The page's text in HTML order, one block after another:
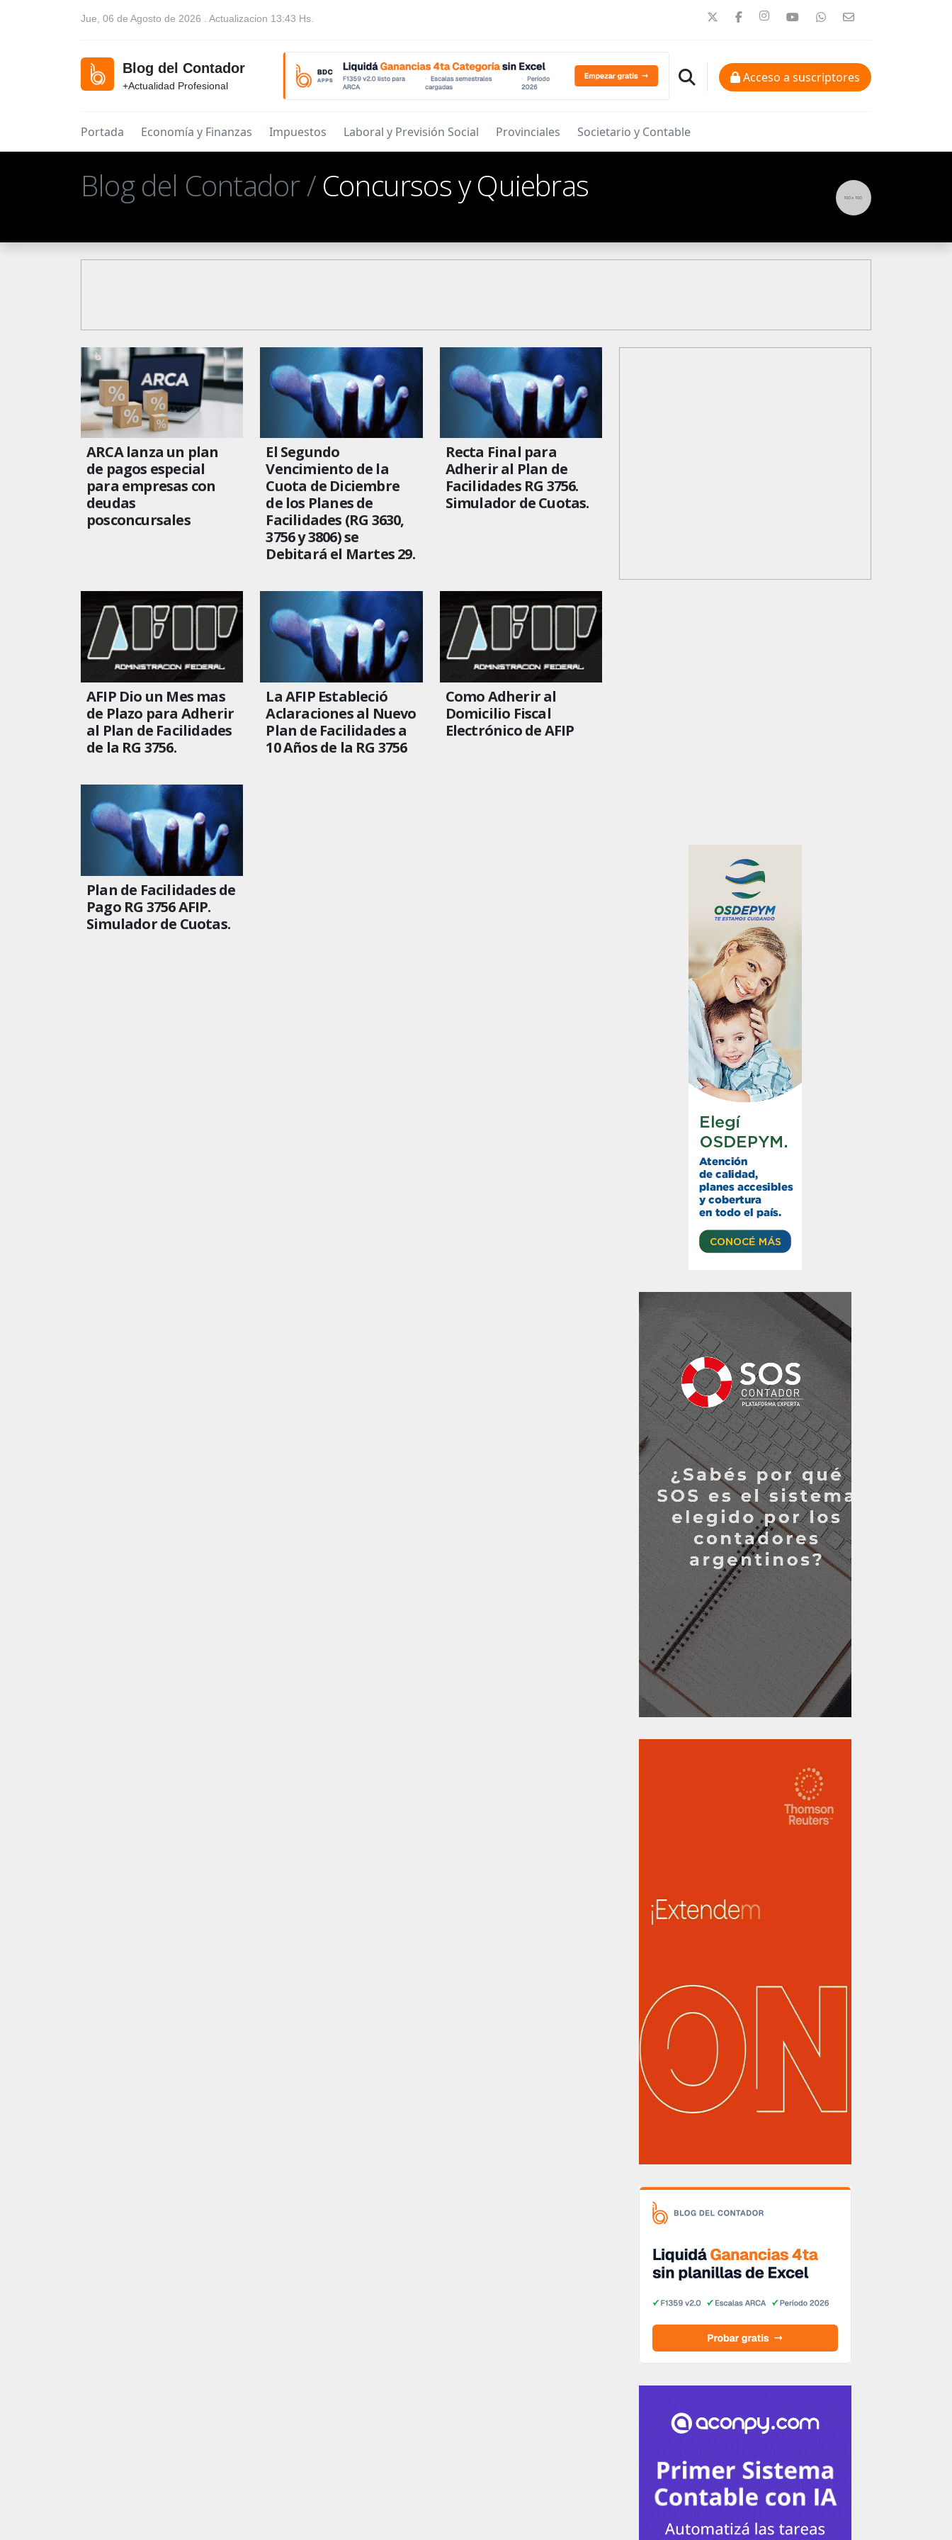
Jue, 06 de Agosto de 2026 . Actualizacion 13:43 Hs.
Blog del Contador
+Actualidad Profesional
Acceso a suscriptores
Portada Economía y Finanzas Impuestos Laboral y Previsión Social Provinciales Societario y Contable
Blog del Contador / Concursos y Quiebras
ARCA lanza un plan
de pagos especial
para empresas con
deudas
posconcursales
El Segundo
Vencimiento de la
Cuota de Diciembre
de los Planes de
Facilidades (RG 3630,
3756 y 3806) se
Debitará el Martes 29.
Recta Final para
Adherir al Plan de
Facilidades RG 3756.
Simulador de Cuotas.
AFIP Dio un Mes mas
de Plazo para Adherir
al Plan de Facilidades
de la RG 3756.
La AFIP Estableció
Aclaraciones al Nuevo
Plan de Facilidades a
10 Años de la RG 3756
Como Adherir al
Domicilio Fiscal
Electrónico de AFIP
Plan de Facilidades de
Pago RG 3756 AFIP.
Simulador de Cuotas.